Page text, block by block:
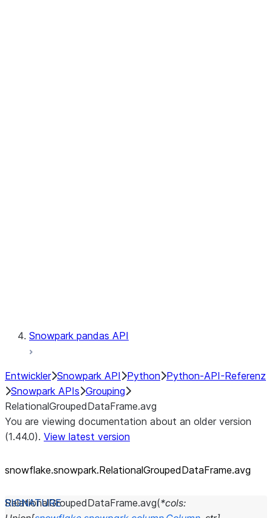
Snowpark pandas API
Entwickler Snowpark API Python Python-API-Referenz
Snowpark APIs Grouping
RelationalGroupedDataFrame.avg
You are viewing documentation about an older version
(1.44.0). View latest version
snowflake.snowpark.RelationalGroupedDataFrame.avg
RelationalGroupedDataFrame.avg(*cols: